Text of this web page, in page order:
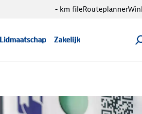
Lidmaatschap Zakelijk
- km fileRouteplanner